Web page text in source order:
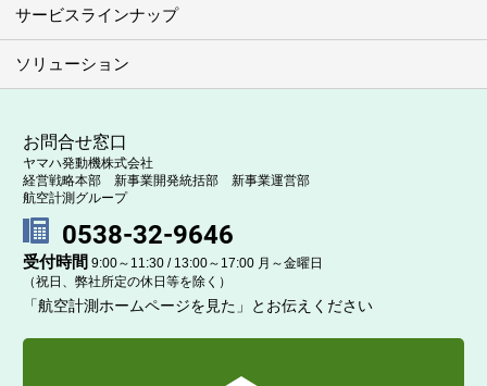
サービスラインナップ
ソリューション
お問合せ窓口
ヤマハ発動機株式会社
経営戦略本部 新事業開発統括部 新事業運営部
航空計測グループ
0538-32-9646
受付時間 9:00～11:30 / 13:00～17:00 月～金曜日
（祝日、弊社所定の休日等を除く）
「航空計測ホームページを見た」とお伝えください